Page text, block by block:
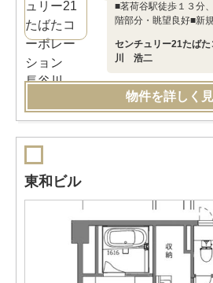
■茗荷谷駅徒歩１３分
階部分・眺望良好■新
センチュリー21たば
川 浩二
物件を詳しく
東和ビル